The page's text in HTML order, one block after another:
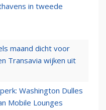
in tweede
maand dicht voor
Transavia wijken uit
Washington Dulles
Mobile Lounges